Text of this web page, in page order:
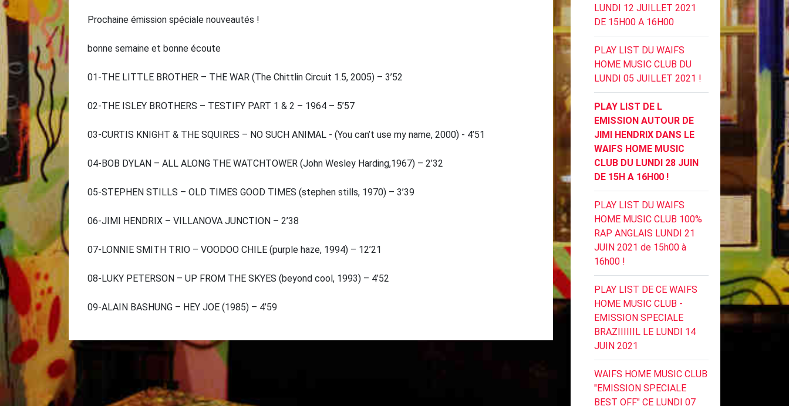
Prochaine émission spéciale nouveautés !
bonne semaine et bonne écoute
01-THE LITTLE BROTHER – THE WAR (The Chittlin Circuit 1.5, 2005) – 3’52
02-THE ISLEY BROTHERS – TESTIFY PART 1 & 2 – 1964 – 5’57
03-CURTIS KNIGHT & THE SQUIRES – NO SUCH ANIMAL - (You can’t use my name, 2000) - 4’51
04-BOB DYLAN – ALL ALONG THE WATCHTOWER (John Wesley Harding,1967) – 2’32
05-STEPHEN STILLS – OLD TIMES GOOD TIMES (stephen stills, 1970) – 3’39
06-JIMI HENDRIX – VILLANOVA JUNCTION – 2’38
07-LONNIE SMITH TRIO – VOODOO CHILE (purple haze, 1994) – 12’21
08-LUKY PETERSON – UP FROM THE SKYES (beyond cool, 1993) – 4’52
09-ALAIN BASHUNG – HEY JOE (1985) – 4’59
LUNDI 12 JUILLET 2021
DE 15H00 A 16H00
PLAY LIST DU WAIFS
HOME MUSIC CLUB DU
LUNDI 05 JUILLET 2021 !
PLAY LIST DE L
EMISSION AUTOUR DE
JIMI HENDRIX DANS LE
WAIFS HOME MUSIC
CLUB DU LUNDI 28 JUIN
DE 15H A 16H00 !
PLAY LIST DU WAIFS
HOME MUSIC CLUB 100%
RAP ANGLAIS LUNDI 21
JUIN 2021 de 15h00 à
16h00 !
PLAY LIST DE CE WAIFS
HOME MUSIC CLUB -
EMISSION SPECIALE
BRAZIIIIIIL LE LUNDI 14
JUIN 2021
WAIFS HOME MUSIC CLUB
"EMISSION SPECIALE
BEST OFF" CE LUNDI 07